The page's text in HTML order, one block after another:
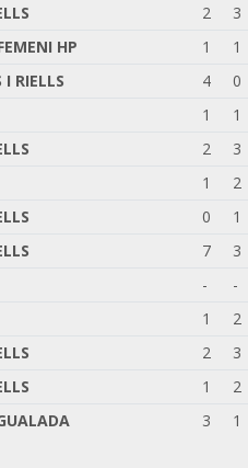
2 3
HP 1 1
I RIELLS 4 0
1 1
2 3
1 2
0 1
7 3
- -
1 2
2 3
1 2
3 1